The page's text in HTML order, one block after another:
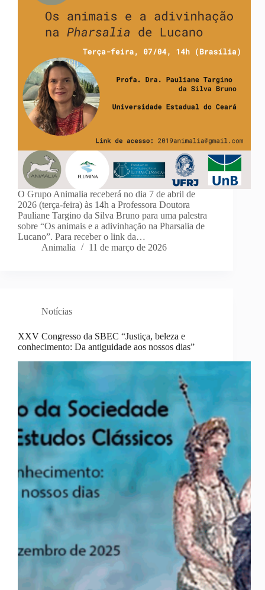
O Grupo Animalia receberá no dia 7 de abril de
2026 (terça-feira) às 14h a Professora Doutora
Pauliane Targino da Silva Bruno para uma palestra
sobre “Os animais e a adivinhação na Pharsalia de
Lucano”. Para receber o link da…
Animalia
11 de março de 2026
Notícias
XXV Congresso da SBEC “Justiça, beleza e
conhecimento: Da antiguidade aos nossos dias”